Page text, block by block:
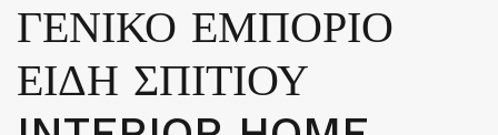
ΓΕΝΙΚΟ ΕΜΠΟΡΙΟ
ΕΙΔΗ ΣΠΙΤΙΟΥ